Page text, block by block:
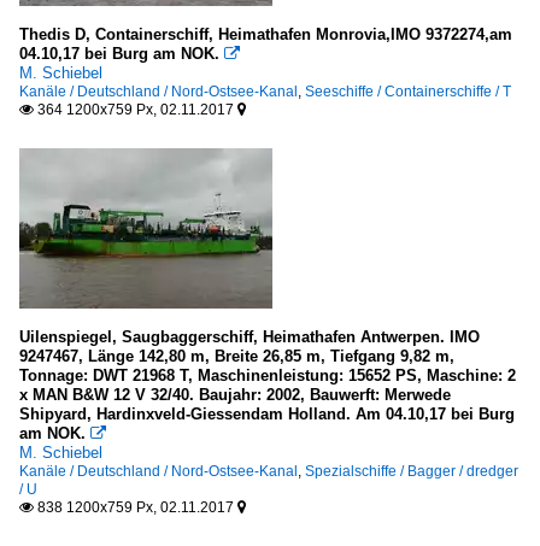
Thedis D, Containerschiff, Heimathafen Monrovia,IMO 9372274,am
04.10,17 bei Burg am NOK. 
M. Schiebel
Kanäle / Deutschland / Nord-Ostsee-Kanal Seeschiffe / Containerschiffe / T
 364 1200x759 Px, 02.11.2017 
Uilenspiegel, Saugbaggerschiff, Heimathafen Antwerpen. IMO
9247467, Länge 142,80 m, Breite 26,85 m, Tiefgang 9,82 m,
Tonnage: DWT 21968 T, Maschinenleistung: 15652 PS, Maschine: 2
x MAN B&W 12 V 32/40. Baujahr: 2002, Bauwerft: Merwede
Shipyard, Hardinxveld-Giessendam Holland. Am 04.10,17 bei Burg
am NOK. 
M. Schiebel
Kanäle / Deutschland / Nord-Ostsee-Kanal Spezialschiffe / Bagger / dredger
/ U
 838 1200x759 Px, 02.11.2017 